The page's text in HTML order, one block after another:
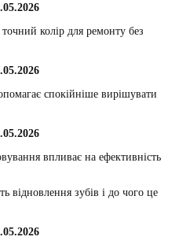
колір для ремонту без
спокійніше вирішувати
впливає на ефективність
відновлення зубів і до чого це